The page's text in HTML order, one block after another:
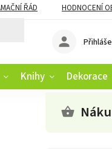
ŘÁD
HODNOCENÍ
Knihy Dekorace